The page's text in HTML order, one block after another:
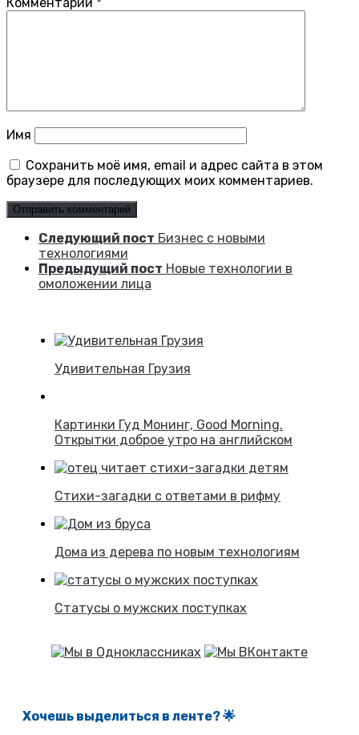
Имя
Сохранить моё имя, email и адрес сайта в этом
браузере для последующих моих комментариев.
Следующий пост Бизнес с новыми
технологиями
Предыдущий пост Новые технологии в
омоложении лица
Удивительная Грузия
Картинки Гуд Монинг, Good Morning.
Открытки доброе утро на английском
Стихи-загадки с ответами в рифму
Дома из дерева по новым технологиям
Статусы о мужских поступках
Хочешь выделиться в ленте? 🌟